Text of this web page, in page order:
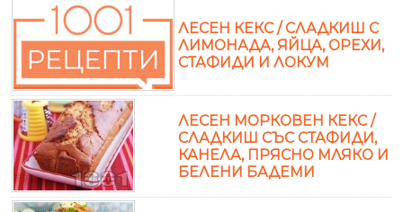
ЛЕСЕН КЕКС / СЛАДКИШ С
ЛИМОНАДА, ЯЙЦА, ОРЕХИ,
СТАФИДИ И ЛОКУМ
ЛЕСЕН МОРКОВЕН КЕКС /
СЛАДКИШ СЪС СТАФИДИ,
КАНЕЛА, ПРЯСНО МЛЯКО И
БЕЛЕНИ БАДЕМИ